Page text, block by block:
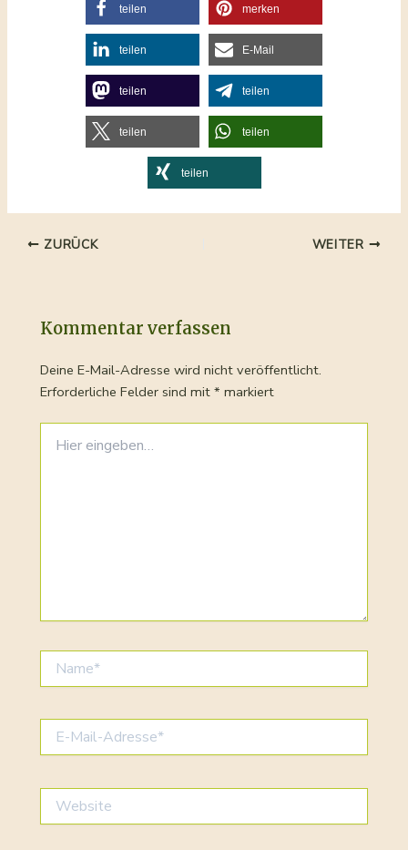
teilen merken
teilen E-Mail
teilen teilen
teilen teilen
teilen
Beitragsnavigation
ZURÜCK WEITER
Kommentar verfassen
Deine E-Mail-Adresse wird nicht veröffentlicht.
Erforderliche Felder sind mit* markiert
eingeben…
Mail-